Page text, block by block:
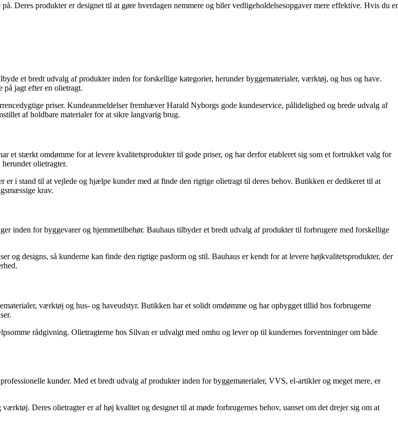
Deres produkter er designet til at gøre hverdagen nemmere og biler vedligeholdelsesopgaver mere effektive. Hvis du er
et bredt udvalg af produkter inden for forskellige kategorier, herunder byggematerialer, værktøj, og hus og have.
på jagt efter en olietragt.
priser. Kundeanmeldelser fremhæver Harald Nyborgs gode kundeservice, pålidelighed og brede udvalg af
af holdbare materialer for at sikre langvarig brug.
et stærkt omdømme for at levere kvalitetsprodukter til gode priser, og har derfor etableret sig som et fortrukket valg for
olietragter.
i stand til at vejlede og hjælpe kunder med at finde den rigtige olietragt til deres behov. Butikken er dedikeret til at
krav.
inden for byggevarer og hjemmetilbehør. Bauhaus tilbyder et bredt udvalg af produkter til forbrugere med forskellige
og designs, så kunderne kan finde den rigtige pasform og stil. Bauhaus er kendt for at levere højkvalitetsprodukter, der
værktøj og hus- og haveudstyr. Butikken har et solidt omdømme og har opbygget tillid hos forbrugerne
rådgivning. Olietragterne hos Silvan er udvalgt med omhu og lever op til kundernes forventninger om både
kunder. Med et bredt udvalg af produkter inden for byggematerialer, VVS, el-artikler og meget mere, er
Deres olietragter er af høj kvalitet og designet til at møde forbrugernes behov, uanset om det drejer sig om at